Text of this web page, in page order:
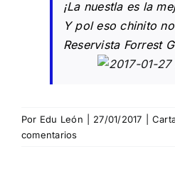
¡La nuestla es la
Y pol eso chinito
Reservista Forrest
Por Edu León 27/01/2017
comentarios